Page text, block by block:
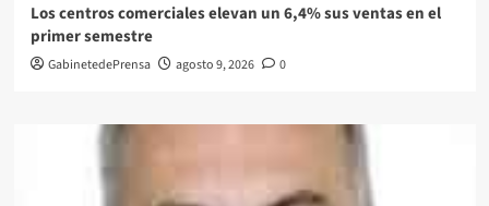
Los centros comerciales elevan un 6,4% sus ventas en el
primer semestre
GabinetedePrensa agosto 9, 2026 0